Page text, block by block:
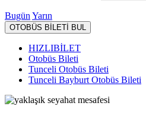
Bugün Yarın
OTOBÜS BİLETİ BUL
HIZLIBİLET
Otobüs Bileti
Tunceli Otobüs Bileti
Tunceli Bayburt Otobüs Bileti